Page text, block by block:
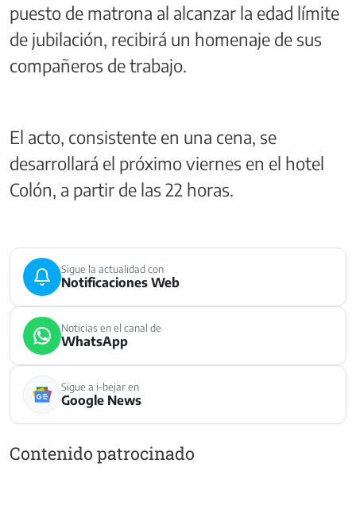
puesto de matrona al alcanzar la edad límite
de jubilación, recibirá un homenaje de sus
compañeros de trabajo.
El acto, consistente en una cena, se
desarrollará el próximo viernes en el hotel
Colón, a partir de las 22 horas.
Sigue la actualidad con
Notificaciones Web
Noticias en el canal de
WhatsApp
Sigue a i-bejar en
Google News
Contenido patrocinado